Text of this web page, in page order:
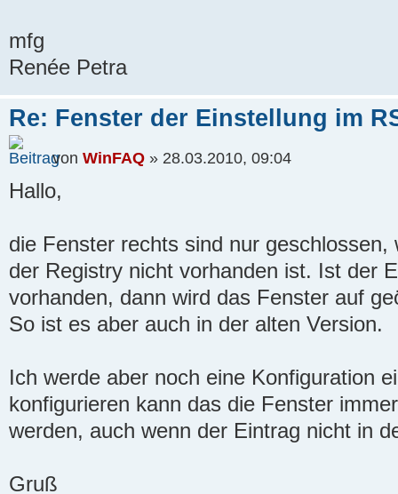
mfg
Renée Petra
Re: Fenster der Einstellung im
von WinFAQ » 28.03.2010, 09:04
Hallo,
die Fenster rechts sind nur
der Registry nicht vorhanden ist. Ist der
vorhanden, dann wird das Fenster auf
So ist es aber auch in der alten Version.
Ich werde aber noch eine Konfiguration
konfigurieren kann das die Fenster
werden, auch wenn der Eintrag nicht in
Gruß